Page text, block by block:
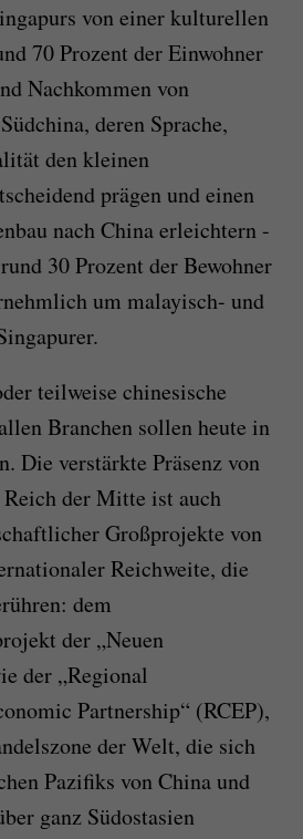
von einer kulturellen
70 Prozent der Einwohner
Nachkommen von
deren Sprache,
den kleinen
prägen und einen
nach China erleichtern -
30 Prozent der Bewohner
um malayisch- und
teilweise chinesische
Branchen sollen heute in
Die verstärkte Präsenz von
der Mitte ist auch
Großprojekte von
Reichweite, die
dem
der „Neuen
der „Regional
Partnership“ (RCEP),
der Welt, die sich
Pazifiks von China und
ganz Südostasien